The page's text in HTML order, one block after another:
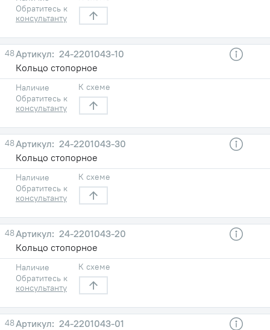
Обратитесь к
консультанту
48
24-2201043-10
Кольцо стопорное
Наличие
Обратитесь к
консультанту
К схеме
48
24-2201043-30
Кольцо стопорное
Наличие
Обратитесь к
консультанту
К схеме
48
24-2201043-20
Кольцо стопорное
Наличие
Обратитесь к
консультанту
К схеме
48
24-2201043-01